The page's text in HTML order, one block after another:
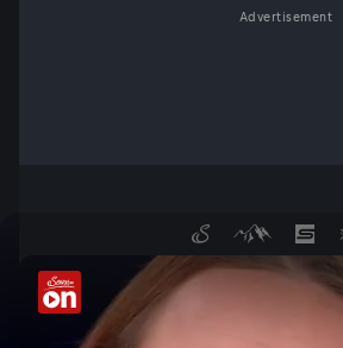
Advertisement
Politik-Fiasko: